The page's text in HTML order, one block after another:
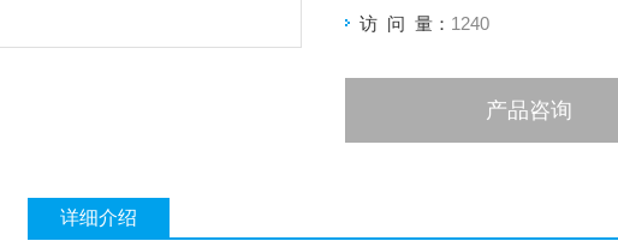
访 问 量： 1240
产品咨询
详细介绍